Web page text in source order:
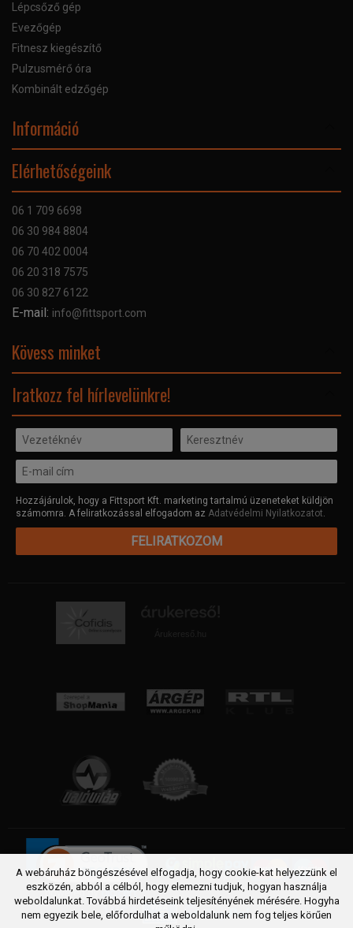
Lépcsőző gép
Evezőgép
Fitnesz kiegészítő
Pulzusmérő óra
Kombinált edzőgép
Információ
Bankkártyás fizetés
Adatvédelmi nyilatkozat
Elérhetőségeink
06 1 709 6698
06 30 984 8804
06 70 402 0004
06 20 318 7575
06 30 827 6122
E-mail: info@fittsport.com
Kövess minket
Iratkozz fel hírlevelünkre!
Hozzájárulok, hogy a Fittsport Kft. marketing tartalmú üzeneteket küldjön
számomra. A feliratkozással elfogadom az Adatvédelmi Nyilatkozatot.
FELIRATKOZOM
A webáruház böngészésével elfogadja, hogy cookie-kat helyezzünk el
eszközén, abból a célból, hogy elemezni tudjuk, hogyan használja
weboldalunkat. Továbbá hirdetéseink teljesítényének mérésére. Hogyha
nem egyezik bele, előfordulhat a weboldalunk nem fog teljes körűen